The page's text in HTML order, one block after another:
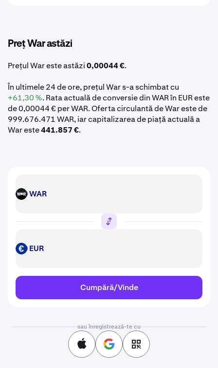
Preț War astăzi
Prețul War este astăzi0,00044 €.
În ultimele 24 de ore, prețul War s-a schimbat cu
+61,30 %. Rata actuală de conversie din WAR în EUR este
de 0,00044 € per WAR. Oferta circulantă de War este de
999.676.471 WAR, iar capitalizarea de piață actuală a
War este441.857 €.
WAR WAR
EUR EUR
Cumpără/Vinde
sau înregistrează-te cu